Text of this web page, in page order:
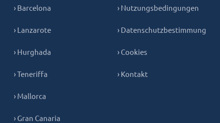
› Barcelona
› Lanzarote
› Hurghada
› Teneriffa
› Mallorca
› Gran Canaria
› Nutzungsbedingungen
› Datenschutzbestimmung
› Cookies
› Kontakt